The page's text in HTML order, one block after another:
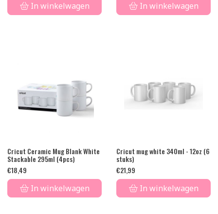
In winkelwagen In winkelwagen
Cricut Ceramic Mug Blank White
Stackable 295ml (4pcs)
€18,49
In winkelwagen
Cricut mug white 340ml - 12oz (6
stuks)
€21,99
In winkelwagen